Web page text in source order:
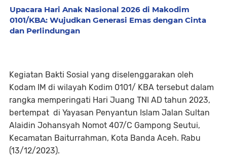
Upacara Hari Anak Nasional 2026 di Makodim
0101/KBA: Wujudkan Generasi Emas dengan Cinta
dan Perlindungan
Kegiatan Bakti Sosial yang diselenggarakan oleh
Kodam IM di wilayah Kodim 0101/ KBA tersebut dalam
rangka memperingati Hari Juang TNI AD tahun 2023,
bertempat di Yayasan Penyantun Islam Jalan Sultan
Alaidin Johansyah Nomot 407/C Gampong Seutui,
Kecamatan Baiturrahman, Kota Banda Aceh. Rabu
(13/12/2023).